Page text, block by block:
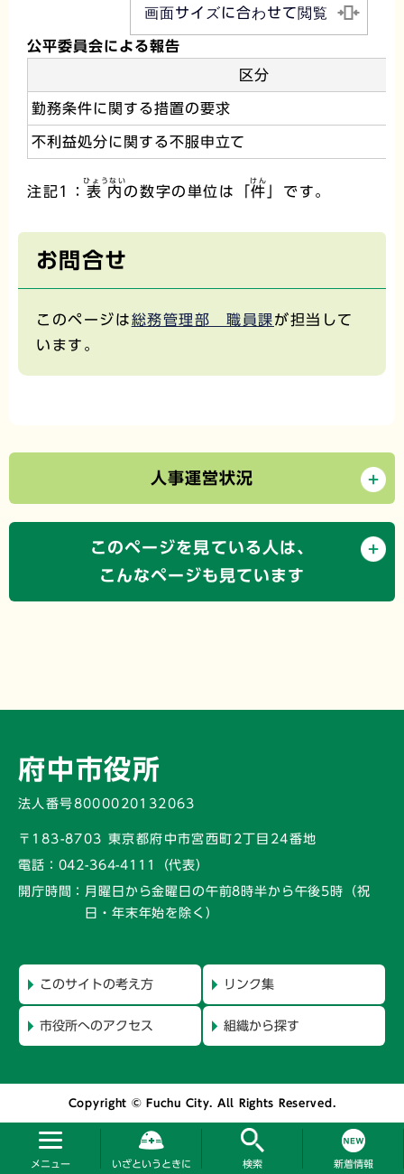
メニュー いざというときに 検索 新着情報
画面サイズに合わせて閲覧
公平委員会による報告
区分
勤務条件に関する措置の要求
不利益処分に関する不服申立て
注記1： 表内
ひょうない
の数字の単位は「件
けん
」です。
お問合せ
このページは総務管理部 職員課が担当して
います。
人事運営状況
このページを見ている人は、
こんなページも見ています
府中市役所
法人番号8000020132063
〒183-8703 東京都府中市宮西町2丁目24番地
電話： 042-364-4111（代表）
開庁時間： 月曜日から金曜日の午前8時半から午後5時 （祝
日・年末年始を除く）
このサイトの考え方 リンク集
市役所へのアクセス 組織から探す
Copyright © Fuchu City. All Rights Reserved.